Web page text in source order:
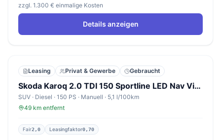
zzgl. 1.300 € einmalige Kosten
Details anzeigen
Leasing Privat & Gewerbe Gebraucht
Skoda Karoq 2.0 TDI 150 Sportline LED Nav VirtC SideA
SUV · Diesel · 150 PS · Manuell · 5,1 l/100km
49 km entfernt
Fair2,0 Leasingfaktor0,70